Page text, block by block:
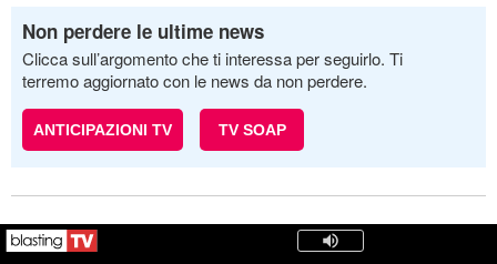
Non perdere le ultime news
Clicca sull’argomento che ti interessa per seguirlo. Ti
terremo aggiornato con le news da non perdere.
ANTICIPAZIONI TV TV SOAP